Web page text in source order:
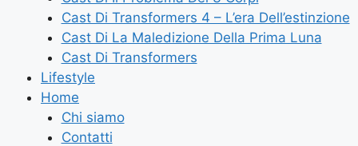
Cast Di Transformers 4 – L’era Dell’estinzione
Cast Di La Maledizione Della Prima Luna
Cast Di Transformers
Lifestyle
Home
Chi siamo
Contatti